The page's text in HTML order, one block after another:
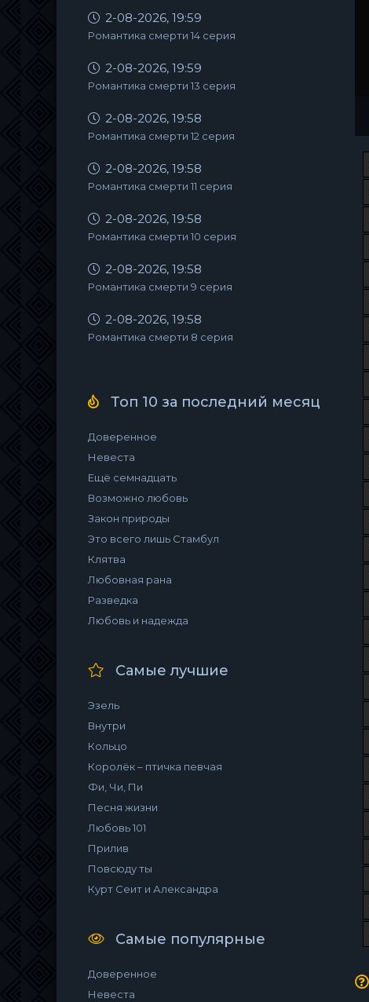
2-08-2026, 19:59
Романтика смерти 14 серия
2-08-2026, 19:59
Романтика смерти 13 серия
2-08-2026, 19:58
Романтика смерти 12 серия
2-08-2026, 19:58
Романтика смерти 11 серия
2-08-2026, 19:58
Романтика смерти 10 серия
2-08-2026, 19:58
Романтика смерти 9 серия
2-08-2026, 19:58
Романтика смерти 8 серия
Топ 10 за последний месяц
Доверенное
Невеста
Ещё семнадцать
Возможно любовь
Закон природы
Это всего лишь Стамбул
Клятва
Любовная рана
Разведка
Любовь и надежда
Самые лучшие
Эзель
Внутри
Кольцо
Королёк – птичка певчая
Фи, Чи, Пи
Песня жизни
Любовь 101
Прилив
Повсюду ты
Курт Сеит и Александра
Самые популярные
Доверенное
Невеста